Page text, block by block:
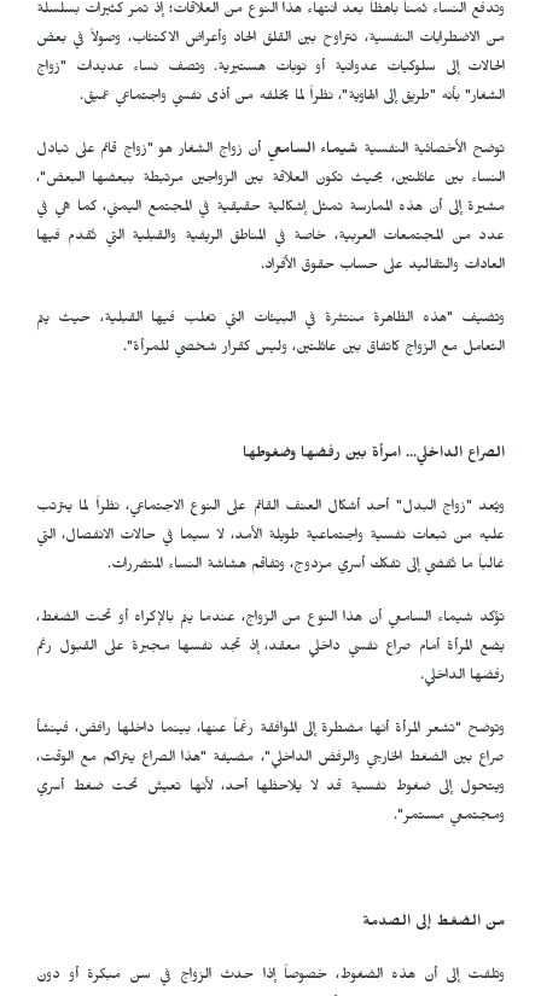
وتدفع النساء ثمناً باهظاً بعد انتهاء هذا النوع من العلاقات؛ إذ تمر كثيرات بسلسلة
من الاضطرابات النفسية، تتراوح بين القلق الحاد وأعراض الاكتئاب، وصولاً في بعض
الحالات إلى سلوكيات عدوانية أو نوبات هستيرية. وتصف نساء عديدات "زواج
الشغار" بأنه "طريق إلى الهاوية"، نظراً لما يخلفه من أذى نفسي واجتماعي عميق.
توضح الأخصائية النفسية شيماء السامعي أن زواج الشغار هو "زواج قائم على تبادل
النساء بين عائلتين، بحيث تكون العلاقة بين الزواجين مرتبطة ببعضها البعض"،
مشيرة إلى أن هذه الممارسة تمثل إشكالية حقيقية في المجتمع اليمني، كما هي في
عدد من المجتمعات العربية، خاصة في المناطق الريفية والقبلية التي تُقدم فيها
العادات والتقاليد على حساب حقوق الأفراد.
وتضيف "هذه الظاهرة منتشرة في البيئات التي تغلب فيها القبلية، حيث يتم
التعامل مع الزواج كاتفاق بين عائلتين، وليس كقرار شخصي للمرأة".
الصراع الداخلي... امرأة بين رفضها وضغوطها
ويُعد "زواج البدل" أحد أشكال العنف القائم على النوع الاجتماعي، نظراً لما يترتب
عليه من تبعات نفسية واجتماعية طويلة الأمد، لا سيما في حالات الانفصال، التي
غالباً ما تُفضي إلى تفكك أسري مزدوج، وتفاقم هشاشة النساء المتضررات.
تؤكد شيماء السامعي أن هذا النوع من الزواج، عندما يتم بالإكراه أو تحت الضغط،
يضع المرأة أمام صراع نفسي داخلي معقد، إذ تجد نفسها مجبرة على القبول رغم
رفضها الداخلي.
وتوضح "تشعر المرأة أنها مضطرة إلى الموافقة رغماً عنها، بينما داخلها رافض، فينشأ
صراع بين الضغط الخارجي والرفض الداخلي"، مضيفة "هذا الصراع يتراكم مع الوقت،
ويتحول إلى ضغوط نفسية قد لا يلاحظها أحد، لأنها تعيش تحت ضغط أسري
ومجتمعي مستمر".
من الضغط إلى الصدمة
وتلفت إلى أن هذه الضغوط، خصوصاً إذا حدث الزواج في سن مبكرة أو دون